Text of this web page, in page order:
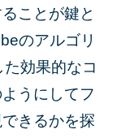
ことが鍵と
のアルゴリ
効果的なコ
うにしてフ
きるかを探